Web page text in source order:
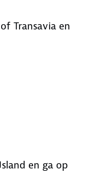
Transavia en
en ga op